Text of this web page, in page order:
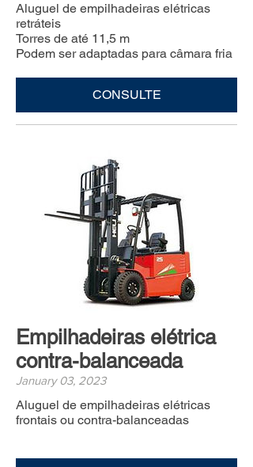
Aluguel de empilhadeiras elétricas
retráteis
Torres de até 11,5 m
Podem ser adaptadas para câmara fria
CONSULTE
Empilhadeiras elétrica
contra-balanceada
January 03, 2023
Aluguel de empilhadeiras elétricas
frontais ou contra-balanceadas